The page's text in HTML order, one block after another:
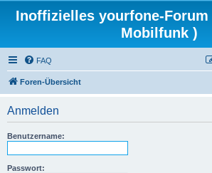
Inoffizielles yourfone-
Mobilfunk )
FAQ
Foren-Übersicht
Anmelden
Benutzername:
Passwort: